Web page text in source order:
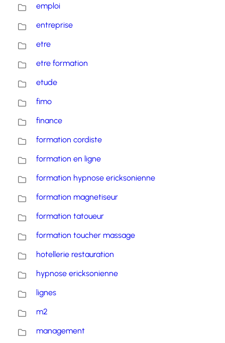
emploi
entreprise
etre
etre formation
etude
fimo
finance
formation cordiste
formation en ligne
formation hypnose ericksonienne
formation magnetiseur
formation tatoueur
formation toucher massage
hotellerie restauration
hypnose ericksonienne
lignes
m2
management